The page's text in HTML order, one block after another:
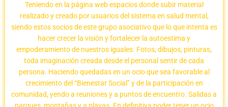
Teniendo en la página web espacios donde subir material
realizado y creado por usuarios del sistema en salud mental,
siendo estos socios de este grupo asociativo que lo que intenta es
hacer crecer la visión y fortalecer la autoestima y
empoderamiento de nuestros iguales. Fotos, dibujos, pinturas,
toda imaginación creada desde el personal sentir de cada
persona. Haciendo quedadas en un ocio que sea favorable al
crecimiento del “Bienestar Social” y de la participación en
comunidad, yendo a reuniones y a puntos de encuentro. Salidas a